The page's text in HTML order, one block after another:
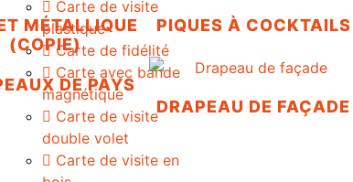
Carte de visite
plastique
Carte de fidélité
Carte avec bande
magnétique
Carte de visite
double volet
Carte de visite en
MÉTALLIQUE
(COPIE)
PIQUES À COCKTAILS
DE PAYS
DRAPEAU DE FAÇADE